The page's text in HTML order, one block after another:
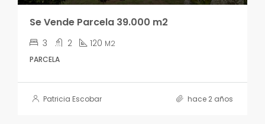
Se Vende Parcela 39.000 m2
3 2 120 M2
PARCELA
Patricia Escobar hace 2 años